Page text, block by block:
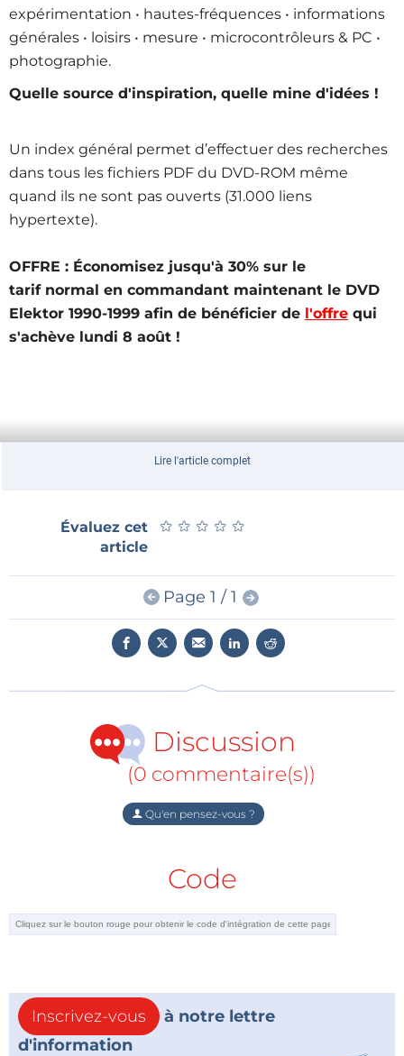
expérimentation • hautes-fréquences • informations
générales • loisirs • mesure • microcontrôleurs & PC •
photographie.
Quelle source d'inspiration, quelle mine d'idées !
Un index général permet d’effectuer des recherches
dans tous les fichiers PDF du DVD-ROM même
quand ils ne sont pas ouverts (31.000 liens
hypertexte).
OFFRE : Économisez jusqu'à 30% sur le
tarif normal en commandant maintenant le DVD
Elektor 1990-1999 afin de bénéficier de l'offre qui
s'achève lundi 8 août !
Lire l'article complet
Évaluez cet
article
★ ★ ★ ★ ★
★ ★ ★ ★ ★
Page 1 / 1
Discussion
(0 commentaire(s))
Qu'en pensez-vous ?
Code
Inscrivez-vous
à notre lettre
d'information